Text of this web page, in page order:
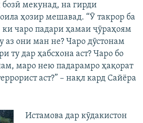
мекунад, на гирди
ҳозир мешавад. “Ӯ такрор ба
ки чаро падари ҳамаи ҷӯраҳоям
аз они ман не? Чаро дӯстонам
ту дар ҳабсхона аст? Чаро бо
маро нею падарамро ҳақорат
аст?” – нақл кард Сайёра
Истамова дар кӯдакистон